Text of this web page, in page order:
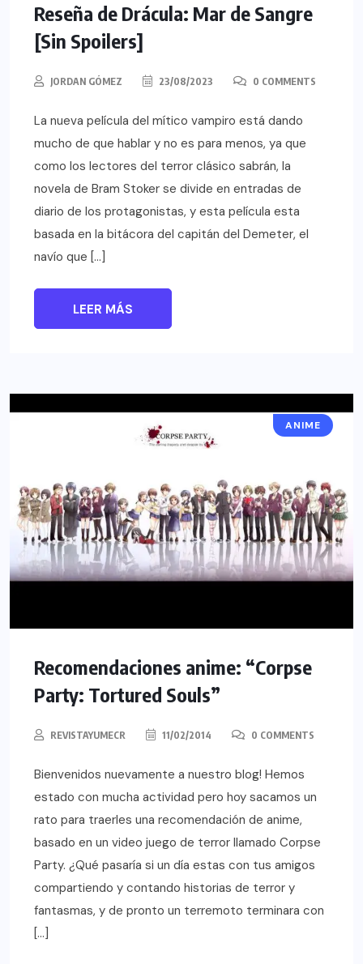
Reseña de Drácula: Mar de Sangre
[Sin Spoilers]
JORDAN GÓMEZ 23/08/2023 0 COMMENTS
La nueva película del mítico vampiro está dando
mucho de que hablar y no es para menos, ya que
como los lectores del terror clásico sabrán, la
novela de Bram Stoker se divide en entradas de
diario de los protagonistas, y esta película esta
basada en la bitácora del capitán del Demeter, el
navío que […]
LEER MÁS
ANIME
Recomendaciones anime: “Corpse
Party: Tortured Souls”
REVISTAYUMECR 11/02/2014 0 COMMENTS
Bienvenidos nuevamente a nuestro blog! Hemos
estado con mucha actividad pero hoy sacamos un
rato para traerles una recomendación de anime,
basado en un video juego de terror llamado Corpse
Party. ¿Qué pasaría si un día estas con tus amigos
compartiendo y contando historias de terror y
fantasmas, y de pronto un terremoto terminara con
[…]